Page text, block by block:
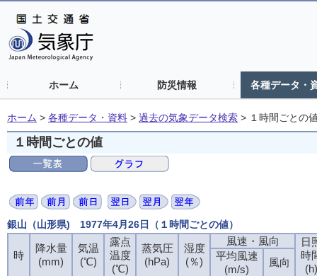
ホーム 防災情報 各種データ・
ホーム > 各種データ・資料 > 過去の気象データ検索 > １時間ごとの
１時間ごとの値
銀山（山形県) 1977年4月26日（１時間ごとの値）
時
降水量
(mm)
気温
(℃)
露点
温度
(℃)
蒸気圧
(hPa)
湿度
(％)
風速・風向
日
時
(h)
平均風速
(m/s)
風向
時
降水量
(mm)
気温
(℃)
露点
温度
(℃)
蒸気圧
(hPa)
湿度
(％)
風速・風向
日
時
(h)
平均風速
(m/s)
風向
時
降水量
(mm)
気温
(℃)
露点
温度
(℃)
蒸気圧
(hPa)
湿度
(％)
風速・風向
日
時
(h)
平均風速
(m/s)
風向
時
降水量
(mm)
気温
(℃)
露点
温度
(℃)
蒸気圧
(hPa)
湿度
(％)
風速・風向
日
時
(h)
平均風速
(m/s)
風向